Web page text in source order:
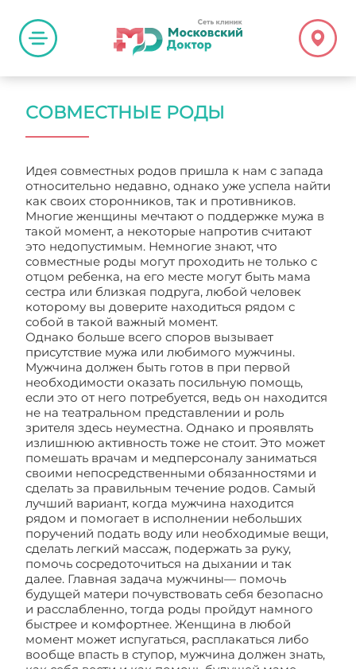
СОВМЕСТНЫЕ РОДЫ
Идея совместных родов пришла к нам с запада
относительно недавно, однако уже успела найти
как своих сторонников, так и противников.
Многие женщины мечтают о поддержке мужа в
такой момент, а некоторые напротив считают
это недопустимым. Немногие знают, что
совместные роды могут проходить не только с
отцом ребенка, на его месте могут быть мама
сестра или близкая подруга, любой человек
которому вы доверите находиться рядом с
собой в такой важный момент.
Однако больше всего споров вызывает
присутствие мужа или любимого мужчины.
Мужчина должен быть готов в при первой
необходимости оказать посильную помощь,
если это от него потребуется, ведь он находится
не на театральном представлении и роль
зрителя здесь неуместна. Однако и проявлять
излишнюю активность тоже не стоит. Это может
помешать врачам и медперсоналу заниматься
своими непосредственными обязанностями и
сделать за правильным течение родов. Самый
лучший вариант, когда мужчина находится
рядом и помогает в исполнении небольших
поручений подать воду или необходимые вещи,
сделать легкий массаж, подержать за руку,
помочь сосредоточиться на дыхании и так
далее. Главная задача мужчины— помочь
будущей матери почувствовать себя безопасно
и расслабленно, тогда роды пройдут намного
быстрее и комфортнее. Женщина в любой
момент может испугаться, расплакаться либо
вообще впасть в ступор, мужчина должен знать,